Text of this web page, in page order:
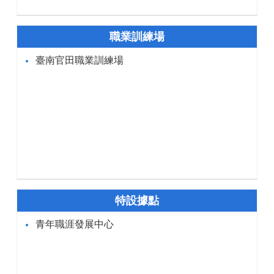
職業訓練場
臺南官田職業訓練場
特設據點
青年職涯發展中心